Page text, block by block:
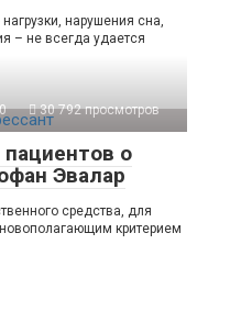
нарушения сна,
– не всегда удается
30 792 просмотров
о
Эвалар
средства, для
критерием